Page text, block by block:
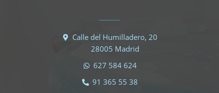
Calle del Humilladero, 20
28005 Madrid
627 584 624
91 365 55 38